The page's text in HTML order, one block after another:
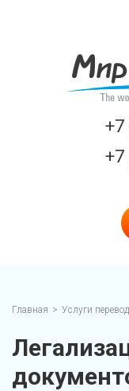
переводов
logo
+7
+7
Главная Услуги